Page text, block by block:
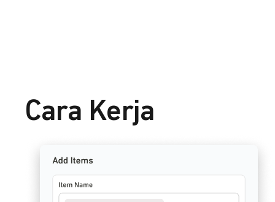
Cara Kerja